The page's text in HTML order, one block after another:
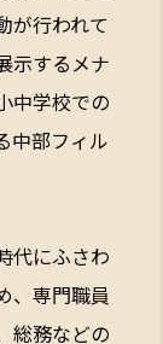
が行われて
示するメナ
中学校での
中部フィル
代にふさわ
、専門職員
総務などの